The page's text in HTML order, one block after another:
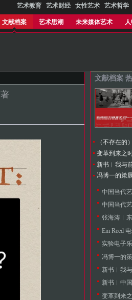
艺术教育 艺术财经 女性艺术 艺术哲学
文献档案 艺术思潮 未来媒体艺术
文献档案
中国当代
中国当代
张海涛︱
Em Reed
实验电子
冯博一的
新书︱我
新书︱中
变革到来